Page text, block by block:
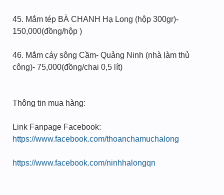
45. Mắm tép BÀ CHANH Hạ Long (hộp 300gr)-
150,000(đồng/hộp )
46. Mắm cáy sông Cầm- Quảng Ninh (nhà làm thủ
công)- 75,000(đồng/chai 0,5 lít)
Thông tin mua hàng:
Link Fanpage Facebook:
https://www.facebook.com/thoanchamuchalong
https://www.facebook.com/ninhhalongqn